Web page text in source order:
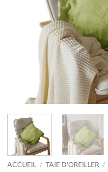
ACCUEIL / TAIE D'OREILLER /